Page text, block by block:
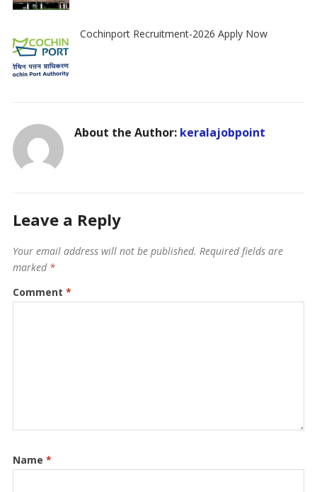
Cochinport Recruitment-2026 Apply Now
About the Author: keralajobpoint
Leave a Reply
Your email address will not be published. Required fields are
marked *
Comment *
Name *